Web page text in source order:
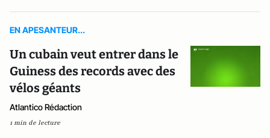
EN APESANTEUR...
Un cubain veut entrer dans le
Guiness des records avec des
vélos géants
Atlantico Rédaction
1 min de lecture